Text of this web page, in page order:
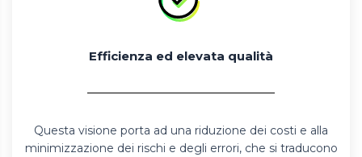
Efficienza ed elevata qualità
Questa visione porta ad una riduzione dei costi e alla
minimizzazione dei rischi e degli errori, che si traducono